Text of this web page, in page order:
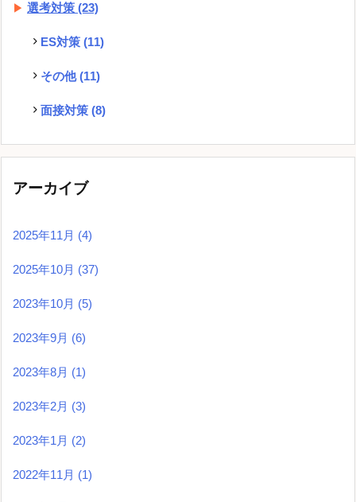
選考対策 (23)
ES対策 (11)
その他(11)
面接対策 (8)
アーカイブ
2025年11月 (4)
2025年10月 (37)
2023年10月 (5)
2023年9月 (6)
2023年8月 (1)
2023年2月 (3)
2023年1月 (2)
2022年11月 (1)